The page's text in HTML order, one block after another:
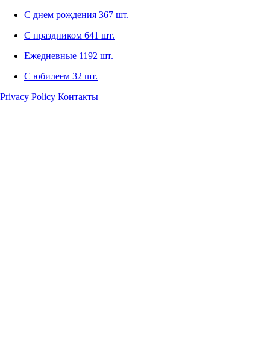
С днем рождения 367 шт.
С праздником 641 шт.
Ежедневные 1192 шт.
С юбилеем 32 шт.
Privacy Policy Контакты